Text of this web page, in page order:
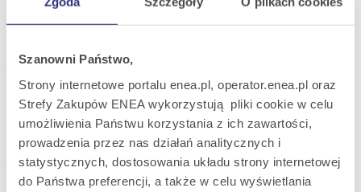
Szanowni Państwo,
Strony internetowe portalu enea.pl, operator.enea.pl oraz
Strefy Zakupów ENEA wykorzystują pliki cookie w celu
umożliwienia Państwu korzystania z ich zawartości,
prowadzenia przez nas działań analitycznych i
statystycznych, dostosowania układu strony internetowej
do Państwa preferencji, a także w celu wyświetlania
30
14:59
Raport bieżący nr 19/2015
Informacja o wypłacie dywidendy
cze
2015
23:55
Raport bieżący nr 18/2015
Zgłoszenie przez akcjonariusza
kandydatury do Rady Nadzorczej Enea S.A.